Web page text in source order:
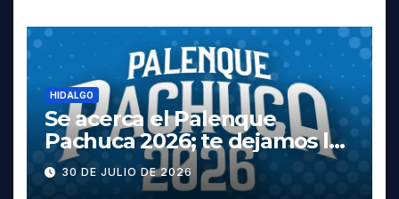
HIDALGO
Se acerca el Palenque
Pachuca 2026; te dejamos la
cartelera completa, las
fechas y los precios
30 DE JULIO DE 2026